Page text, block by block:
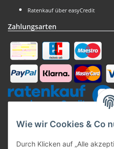
Ratenkauf über easyCredit
Zahlungsarten
Wie wir Cookies & Co
Durch Klicken auf „Alle